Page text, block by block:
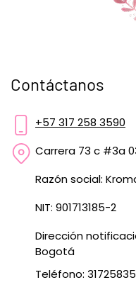
Contáctanos
+57 317 258 3590
Carrera 73 c #3a
Razón social:
NIT: 901713185-2
Dirección
Bogotá
Teléfono: